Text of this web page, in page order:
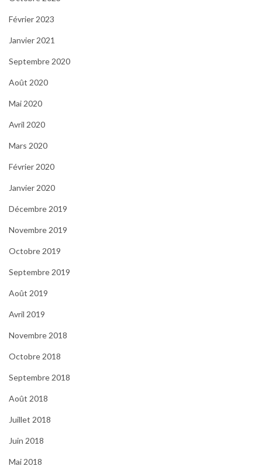
Février 2023
Janvier 2021
Septembre 2020
Août 2020
Mai 2020
Avril 2020
Mars 2020
Février 2020
Janvier 2020
Décembre 2019
Novembre 2019
Octobre 2019
Septembre 2019
Août 2019
Avril 2019
Novembre 2018
Octobre 2018
Septembre 2018
Août 2018
Juillet 2018
Juin 2018
Mai 2018